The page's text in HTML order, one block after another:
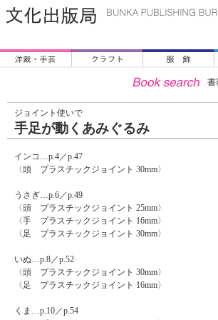
ジョイント使いで
手足が動くあみぐるみ
インコ…p.4／p.47
〈頭 プラスチックジョイント 30mm〉
うさぎ…p.6／p.49
〈頭 プラスチックジョイント 25mm〉
〈手 プラスチックジョイント 16mm〉
〈足 プラスチックジョイント 30mm〉
いぬ…p.8／p.52
〈頭 プラスチックジョイント 30mm〉
〈足 プラスチックジョイント 16mm〉
くま…p.10／p.54